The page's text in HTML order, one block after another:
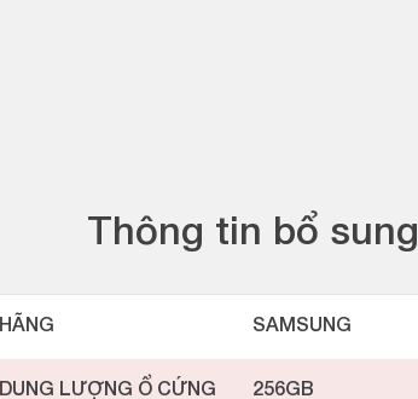
Thông tin bổ sung
HÃNG SAMSUNG
DUNG LƯỢNG Ổ CỨNG 256GB